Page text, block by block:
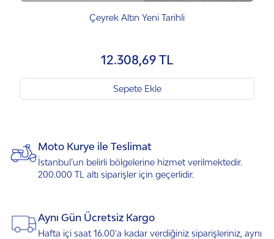
Çeyrek Altın Yeni Tarihli
12.308,69 TL
Sepete Ekle
Moto Kurye ile Teslimat
İstanbul’un belirli bölgelerine hizmet verilmektedir.
200.000 TL altı siparişler için geçerlidir.
Aynı Gün Ücretsiz Kargo
Hafta içi saat 16.00'a kadar verdiğiniz siparişleriniz, aynı